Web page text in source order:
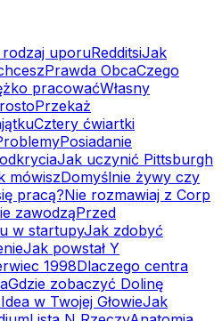
rodzaj uporuRedditsiJak
Prawda ObcaCzego
pracowaćWłasny
Przekaż
Cztery ćwiartki
Posiadanie
Jak uczynić Pittsburgh
mówiszDomyślnie żywy czy
pracą?Nie rozmawiaj z Corp
zawodząPrzed
w startupyJak zdobyć
Jak powstał Y
1998Dlaczego centra
Gdzie zobaczyć Dolinę
w Twojej GłowieJak